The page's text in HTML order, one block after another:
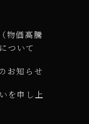
物価高騰
ついて
お知らせ
を申し上